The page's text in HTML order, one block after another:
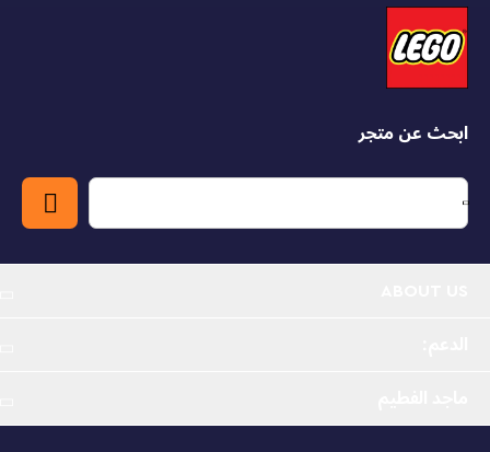
ولعب مناسبة لعمر 7-12 سنة.
سم) طولاً و1 بوصة (3 سم) عرضاً.
ابحث عن متجر